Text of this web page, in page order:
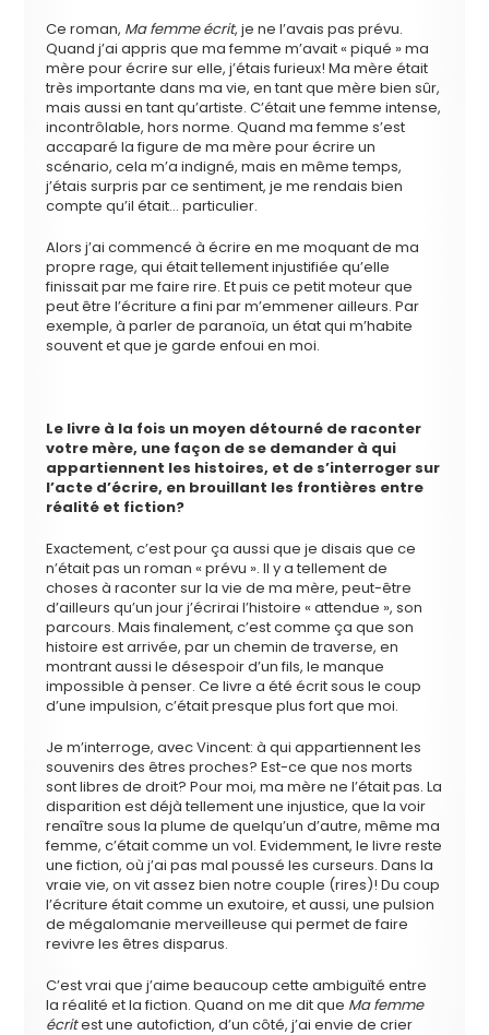
Ce roman, Ma femme écrit, je ne l’avais pas prévu.
Quand j’ai appris que ma femme m’avait « piqué » ma
mère pour écrire sur elle, j’étais furieux! Ma mère était
très importante dans ma vie, en tant que mère bien sûr,
mais aussi en tant qu’artiste. C’était une femme intense,
incontrôlable, hors norme. Quand ma femme s’est
accaparé la figure de ma mère pour écrire un
scénario, cela m’a indigné, mais en même temps,
j’étais surpris par ce sentiment, je me rendais bien
compte qu’il était… particulier.
Alors j’ai commencé à écrire en me moquant de ma
propre rage, qui était tellement injustifiée qu’elle
finissait par me faire rire. Et puis ce petit moteur que
peut être l’écriture a fini par m’emmener ailleurs. Par
exemple, à parler de paranoïa, un état qui m’habite
souvent et que je garde enfoui en moi.
Le livre à la fois un moyen détourné de raconter
votre mère, une façon de se demander à qui
appartiennent les histoires, et de s’interroger sur
l’acte d’écrire, en brouillant les frontières entre
réalité et fiction?
Exactement, c’est pour ça aussi que je disais que ce
n’était pas un roman « prévu ». Il y a tellement de
choses à raconter sur la vie de ma mère, peut-être
d’ailleurs qu’un jour j’écrirai l’histoire « attendue », son
parcours. Mais finalement, c’est comme ça que son
histoire est arrivée, par un chemin de traverse, en
montrant aussi le désespoir d’un fils, le manque
impossible à penser. Ce livre a été écrit sous le coup
d’une impulsion, c’était presque plus fort que moi.
Je m’interroge, avec Vincent: à qui appartiennent les
souvenirs des êtres proches? Est-ce que nos morts
sont libres de droit? Pour moi, ma mère ne l’était pas. La
disparition est déjà tellement une injustice, que la voir
renaître sous la plume de quelqu’un d’autre, même ma
femme, c’était comme un vol. Evidemment, le livre reste
une fiction, où j’ai pas mal poussé les curseurs. Dans la
vraie vie, on vit assez bien notre couple (rires)! Du coup
l’écriture était comme un exutoire, et aussi, une pulsion
de mégalomanie merveilleuse qui permet de faire
revivre les êtres disparus.
C’est vrai que j’aime beaucoup cette ambiguïté entre
la réalité et la fiction. Quand on me dit que Ma femme
écritest une autofiction, d’un côté, j’ai envie de crier